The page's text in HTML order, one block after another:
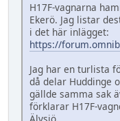
H17F-vagnarna
Ekerö. Jag listar
i det här inlägget:
https://
Jag har en turlista
då delar Huddinge
gällde samma sak
förklarar H17F-